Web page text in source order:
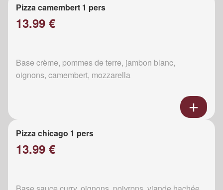
Pizza camembert 1 pers
13.99 €
Base crème, pommes de terre, jambon blanc,
oignons, camembert, mozzarella
Pizza chicago 1 pers
13.99 €